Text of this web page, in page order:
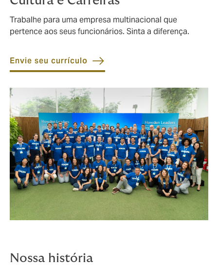
Trabalhe para uma empresa multinacional que
pertence aos seus funcionários. Sinta a diferença.
Envie seu currículo
Nossa história